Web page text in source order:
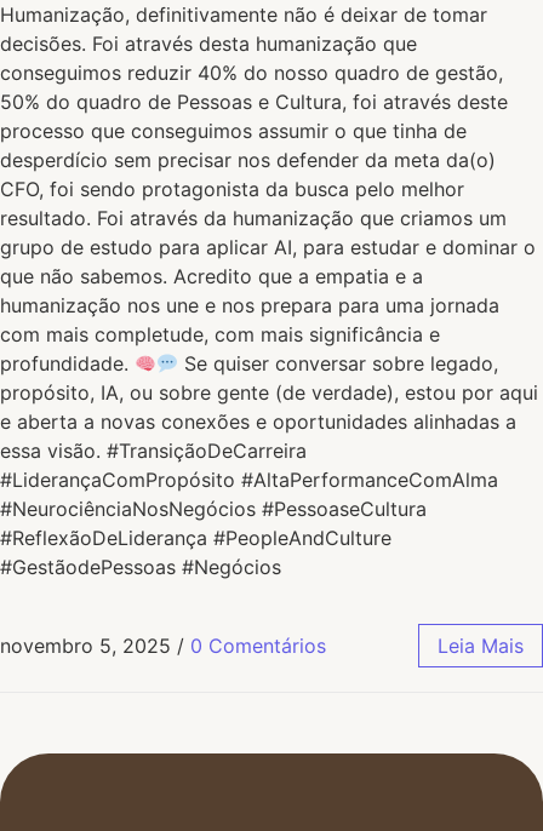
Humanização, definitivamente não é deixar de tomar
decisões. Foi através desta humanização que
conseguimos reduzir 40% do nosso quadro de gestão,
50% do quadro de Pessoas e Cultura, foi através deste
processo que conseguimos assumir o que tinha de
desperdício sem precisar nos defender da meta da(o)
CFO, foi sendo protagonista da busca pelo melhor
resultado. Foi através da humanização que criamos um
grupo de estudo para aplicar AI, para estudar e dominar o
que não sabemos. Acredito que a empatia e a
humanização nos une e nos prepara para uma jornada
com mais completude, com mais significância e
profundidade.
Se quiser conversar sobre legado,
propósito, IA, ou sobre gente (de verdade), estou por aqui
e aberta a novas conexões e oportunidades alinhadas a
essa visão. #TransiçãoDeCarreira
#LiderançaComPropósito #AltaPerformanceComAlma
#NeurociênciaNosNegócios #PessoaseCultura
#ReflexãoDeLiderança #PeopleAndCulture
#GestãodePessoas #Negócios
novembro 5, 2025 / 0 Comentários Leia Mais